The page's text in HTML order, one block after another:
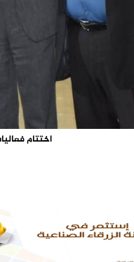
اختتام